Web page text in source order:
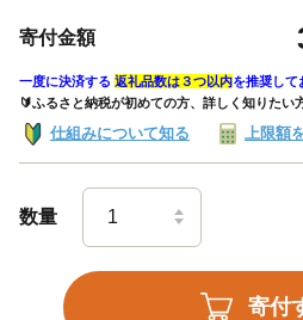
寄付金額
一度に決済する 返礼品数は３つ以内を推奨して
🔰ふるさと納税が初めての方、詳しく知りたい
仕組みについて知る 上限額
数量
寄付